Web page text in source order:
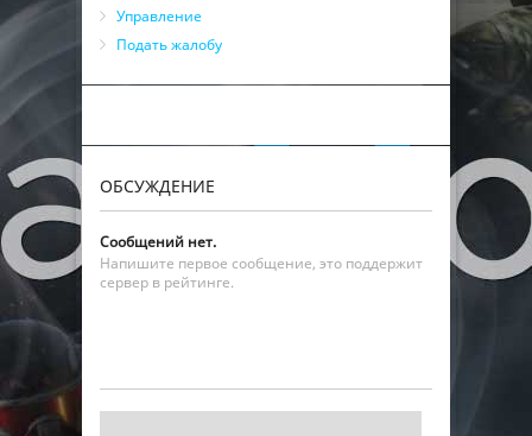
Управление
Подать жалобу
ОБСУЖДЕНИЕ
Сообщений нет.
Напишите первое сообщение, это поддержит
сервер в рейтинге.